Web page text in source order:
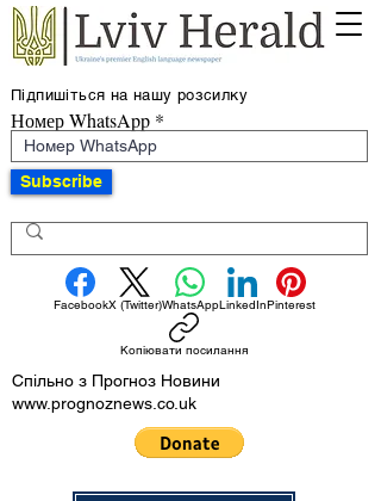
Підпишіться на нашу розсилку
Номер WhatsApp
Subscribe
FacebookX (Twitter)WhatsAppLinkedInPinterest
Копіювати посилання
Спільно з Прогноз Новини
www.prognoznews.co.uk